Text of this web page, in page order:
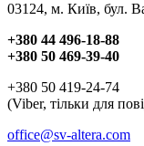
03124, м. Київ, бул.
+380 44 496-18-88
+380 50 469-39-40
+380 50 419-24-74
(Viber, тільки для
office@sv-altera.com